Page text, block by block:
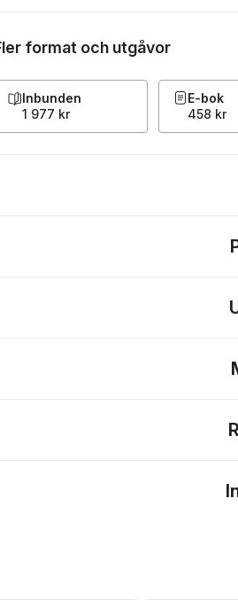
format och utgåvor
Inbunden
1 977 kr
E-bok
458 kr